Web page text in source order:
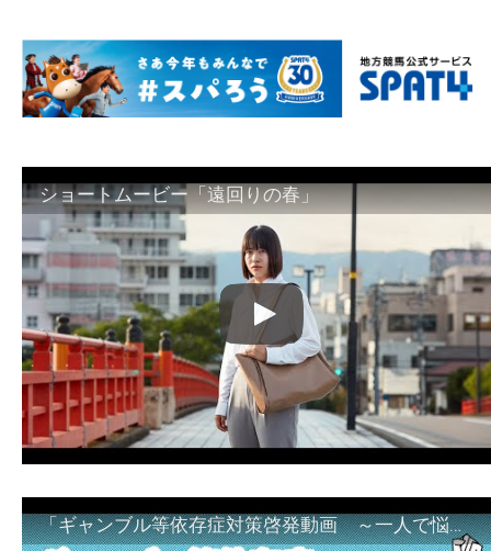
ショートムービー「遠回りの春」
「ギャンブル等依存症対策啓発動画 ～一人で悩まず、家族で悩まず、まず！相談機関へ～」